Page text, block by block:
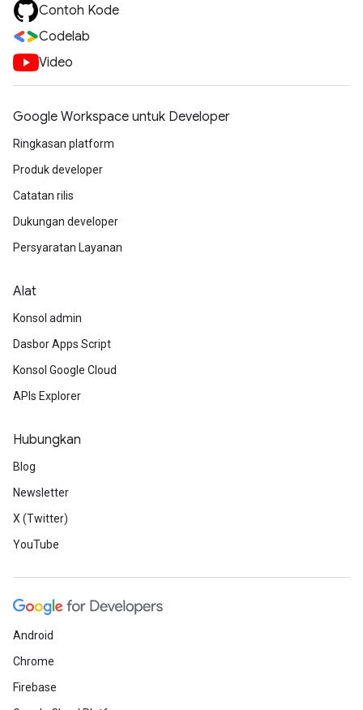
Contoh Kode
Codelab
Video
Google Workspace untuk Developer
Ringkasan platform
Produk developer
Catatan rilis
Dukungan developer
Persyaratan Layanan
Alat
Konsol admin
Dasbor Apps Script
Konsol Google Cloud
APIs Explorer
Hubungkan
Blog
Newsletter
X (Twitter)
YouTube
Android
Chrome
Firebase